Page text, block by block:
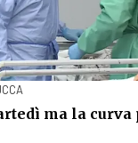
ma la curva